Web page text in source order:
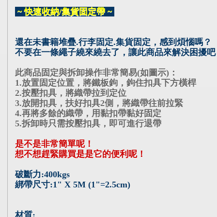
~ 快速收納/集貨固定帶 ~
還在未書籍堆疊.行李固定.集貨固定，感到煩惱嗎？
不要在一條繩子繞來繞去了，讓此商品來解決困擾
此商品固定與拆卸操作非常簡易(如圖示)：
1.放置固定位置，將鐵板鉤，鉤住扣具下方橫桿
2.按壓扣具，將織帶拉到定位
3.放開扣具，扶好扣具2側，將織帶往前拉緊
4.再將多餘的織帶，用黏扣帶黏好固定
5.拆卸時只需按壓扣具，即可進行退帶
是不是非常簡單呢！
想不想趕緊購買是是它的便利呢！
破斷力:400kgs
綁帶尺寸:1" X 5M (1"=2.5cm)